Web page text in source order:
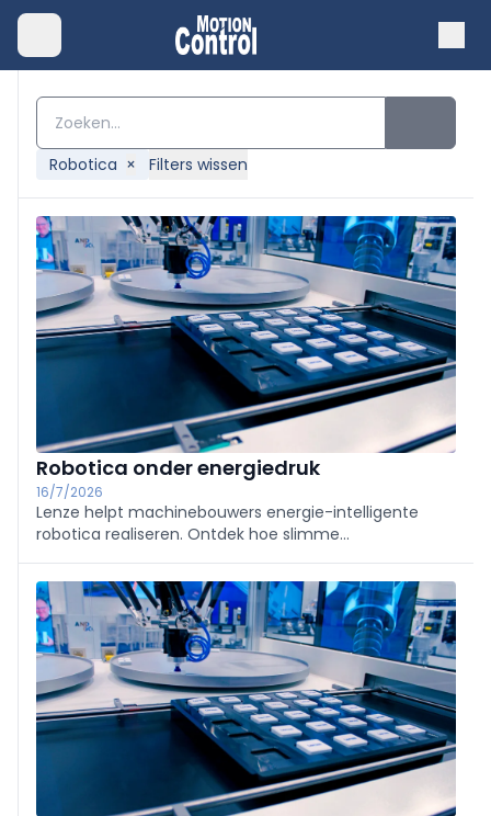
Robotica × Filters wissen
Robotica onder energiedruk
16/7/2026
Lenze helpt machinebouwers energie-intelligente
robotica realiseren. Ontdek hoe slimme
automatisering zorgen voor toekomstbestendige,
schaalbare machinebouw.